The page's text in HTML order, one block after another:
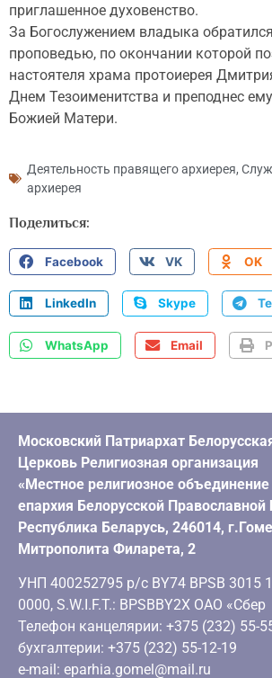
приглашенное духовенство.
За Богослужением владыка
проповедью, по окончании которой
настоятеля храма протоиерея
Днем Тезоименитства и преподнес
Божией Матери.
Деятельность правящего архиерея,
архиерея
Поделиться:
Facebook VK OK
LinkedIn Skype
WhatsApp Email
Московский Патриархат
Церковь Религиозная организация
«Местное религиозное
епархия Белорусской Православной
Республика Беларусь, 246014,
Митрополита Филарета, 2
УНП 400252795 р/с BY74 BPSB 3015
0000, S.W.I.F.T.: BPSBBY2X ОАО
Телефон канцелярии: +375 (232) 55-
бухгалтерии: +375 (232) 55-12-19
e-mail: eparhia.gomel@mail.ru